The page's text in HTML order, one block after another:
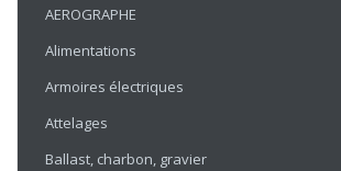
AEROGRAPHE
Alimentations
Armoires électriques
Attelages
Ballast, charbon, gravier